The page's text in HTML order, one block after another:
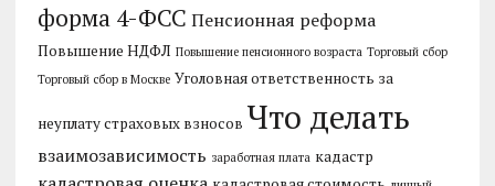
форма 4-ФСС Пенсионная реформа
Повышение НДФЛ Повышение пенсионного возраста Торговый сбор
Торговый сбор в Москве Уголовная ответственность за
неуплату страховых взносов Что делать
взаимозависимость заработная плата кадастр